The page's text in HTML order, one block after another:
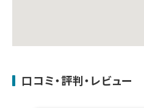
口コミ・評判・レビュー